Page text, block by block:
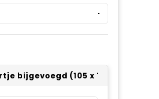
bijgevoegd (105 x 148)